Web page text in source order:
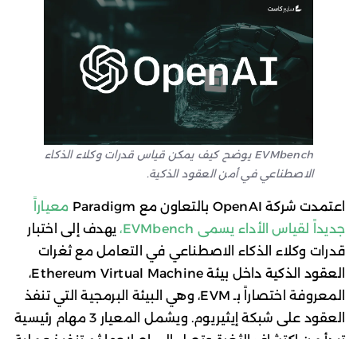
EVMbench يوضح كيف يمكن قياس قدرات وكلاء الذكاء
الاصطناعي في أمن العقود الذكية.
اعتمدت شركة OpenAI بالتعاون مع Paradigm
معياراً
جديداً لقياس الأداء يسمى EVMbench،
يهدف إلى اختبار
قدرات وكلاء الذكاء الاصطناعي في التعامل مع ثغرات
العقود الذكية داخل بيئة Ethereum Virtual Machine،
المعروفة اختصاراً بـ EVM، وهي البيئة البرمجية التي تنفذ
العقود على شبكة إيثيريوم. ويشمل المعيار 3 مهام رئيسية